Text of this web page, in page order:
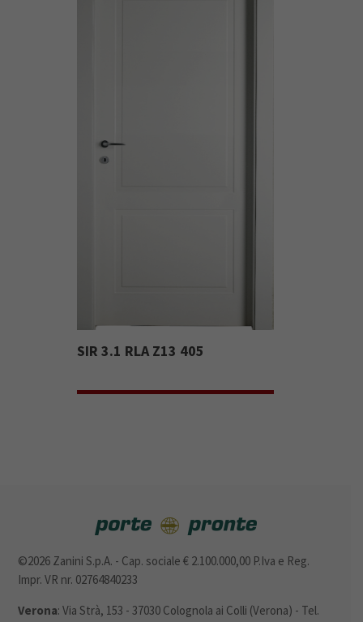
SIR 3.1 RLA Z13 405
©2026 Zanini S.p.A. - Cap. sociale € 2.100.000,00 P.Iva e Reg.
Impr. VR nr. 02764840233
Verona: Via Strà, 153 - 37030 Colognola ai Colli (Verona) - Tel.